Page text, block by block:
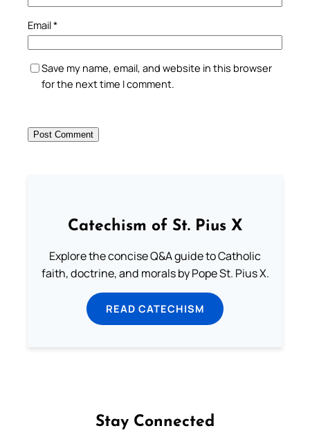
Email*
Save my name, email, and website in this browser
for the next time I comment.
Catechism of St. Pius X
Explore the concise Q&A guide to Catholic
faith, doctrine, and morals by Pope St. Pius X.
READ CATECHISM
Stay Connected